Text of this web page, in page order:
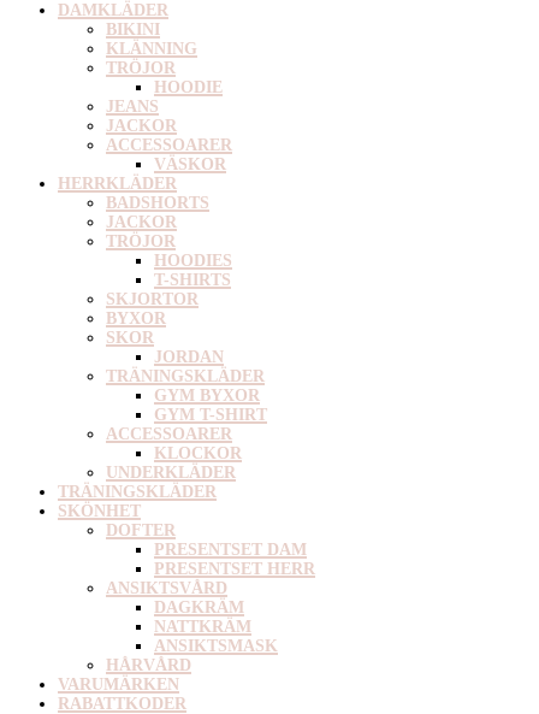
DAMKLÄDER
BIKINI
KLÄNNING
TRÖJOR
HOODIE
JEANS
JACKOR
ACCESSOARER
VÄSKOR
HERRKLÄDER
BADSHORTS
JACKOR
TRÖJOR
HOODIES
T-SHIRTS
SKJORTOR
BYXOR
SKOR
JORDAN
TRÄNINGSKLÄDER
GYM BYXOR
GYM T-SHIRT
ACCESSOARER
KLOCKOR
UNDERKLÄDER
TRÄNINGSKLÄDER
SKÖNHET
DOFTER
PRESENTSET DAM
PRESENTSET HERR
ANSIKTSVÅRD
DAGKRÄM
NATTKRÄM
ANSIKTSMASK
HÅRVÅRD
VARUMÄRKEN
RABATTKODER